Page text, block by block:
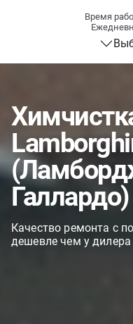
Время
Качество ремонта с
дешевле чем у дилера